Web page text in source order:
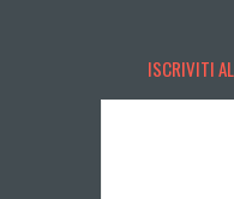
ISCRIVITI